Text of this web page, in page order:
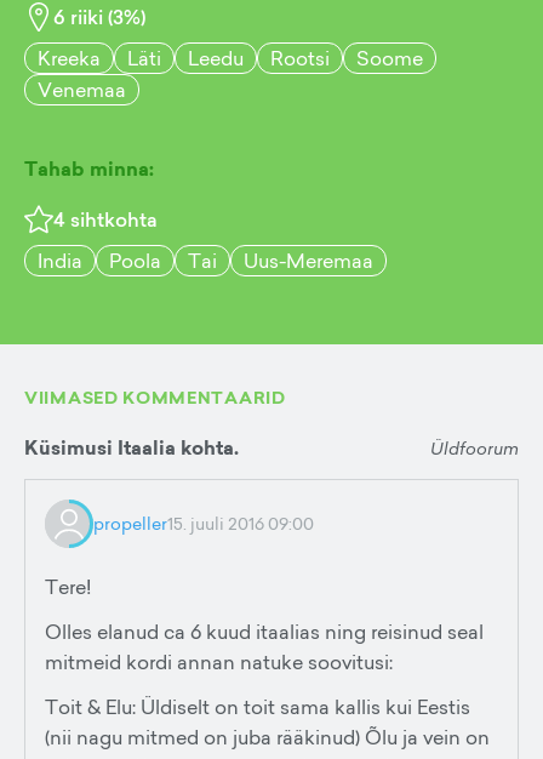
6 riiki (3%)
Kreeka
Läti Leedu Rootsi
Soome
Venemaa
Tahab minna:
4 sihtkohta
India
Poola Tai Uus-Meremaa
VIIMASED KOMMENTAARID
Küsimusi Itaalia kohta. Üldfoorum
propeller15. juuli 2016 09:00
Tere!
Olles elanud ca 6 kuud itaalias ning reisinud seal
mitmeid kordi annan natuke soovitusi:
Toit & Elu: Üldiselt on toit sama kallis kui Eestis
(nii nagu mitmed on juba rääkinud) Õlu ja vein on